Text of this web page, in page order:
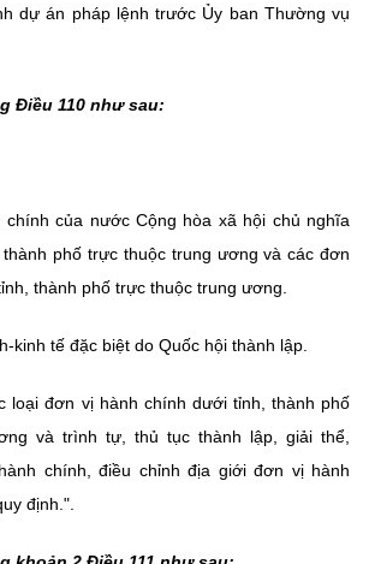
dự án pháp lệnh trước Ủy ban Thường vụ
Điều 110 như sau:
chính của nước Cộng hòa xã hội chủ nghĩa
phố trực thuộc trung ương và các đơn
thành phố trực thuộc trung ương.
kinh tế đặc biệt do Quốc hội thành lập.
loại đơn vị hành chính dưới tỉnh, thành phố
và trình tự, thủ tục thành lập, giải thể,
chính, điều chỉnh địa giới đơn vị hành
định.".